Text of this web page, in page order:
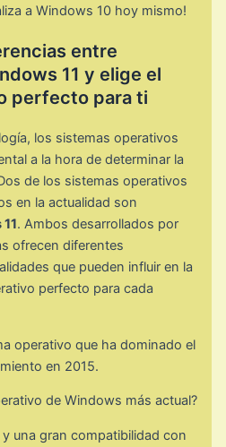
a Windows 10 hoy mismo!
entre
11 y elige el
perfecto para ti
los sistemas operativos
a la hora de determinar la
de los sistemas operativos
en la actualidad son
. Ambos desarrollados por
ofrecen diferentes
que pueden influir en la
perfecto para cada
operativo que ha dominado el
en 2015.
una gran compatibilidad con